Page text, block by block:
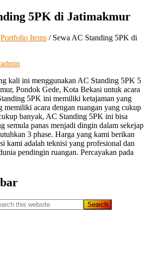
5PK di Jatimakmur
Portfolio Items /Sewa AC Standing 5PK di
kali ini menggunakan AC Standing 5PK 5
Pondok Gede, Kota Bekasi untuk acara
5PK ini memiliki ketajaman yang
memiliki acara dengan ruangan yang cukup
banyak, AC Standing 5PK ini bisa
semula panas menjadi dingin dalam sekejap
3 phase. Harga yang kami berikan
kami adalah teknisi yang profesional dan
pendingin ruangan. Percayakan pada